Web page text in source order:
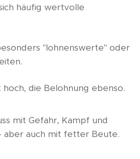
häufig wertvolle
"lohnenswerte" oder
hoch, die Belohnung ebenso.
mit Gefahr, Kampf und
aber auch mit fetter Beute.